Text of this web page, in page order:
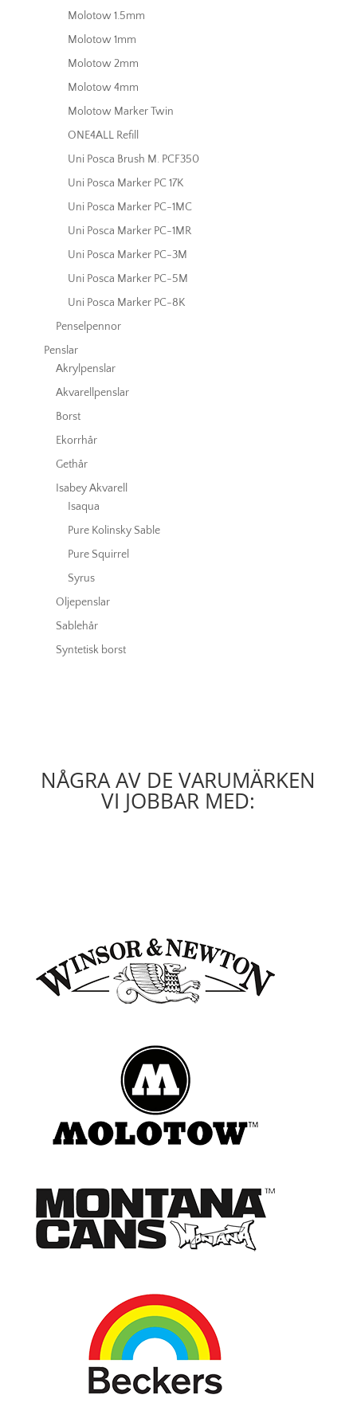
Molotow 1.5mm
Molotow 1mm
Molotow 2mm
Molotow 4mm
Molotow Marker Twin
ONE4ALL Refill
Uni Posca Brush M. PCF350
Uni Posca Marker PC 17K
Uni Posca Marker PC-1MC
Uni Posca Marker PC-1MR
Uni Posca Marker PC-3M
Uni Posca Marker PC-5M
Uni Posca Marker PC-8K
Penselpennor
Penslar
Akrylpenslar
Akvarellpenslar
Borst
Ekorrhår
Gethår
Isabey Akvarell
Isaqua
Pure Kolinsky Sable
Pure Squirrel
Syrus
Oljepenslar
Sablehår
Syntetisk borst
NÅGRA AV DE VARUMÄRKEN
VI JOBBAR MED: